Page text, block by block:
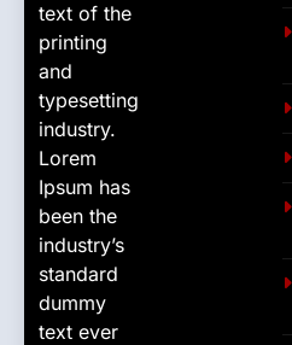
text of the
printing
and
typesetting
industry.
Lorem
Ipsum has
been the
industry’s
standard
dummy
text ever